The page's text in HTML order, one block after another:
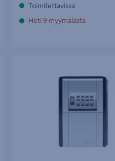
Toimitettavissa
Heti 9 myymälästä